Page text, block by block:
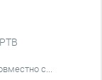
с...